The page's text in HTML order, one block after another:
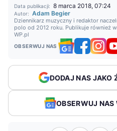
Data publikacji: 8 marca 2018, 07:24
Autor: Adam Begier
Dziennikarz muzyczny i redaktor
polo od 2012 roku. Publikuje również
WP.pl
OBSERWUJ NAS
DODAJ NAS JAKO
OBSERWUJ